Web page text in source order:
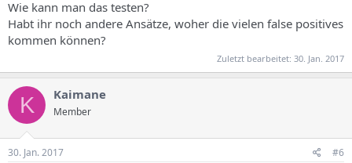
Wie kann man das testen?
Habt ihr noch andere Ansätze, woher die vielen false positives
kommen können?
Zuletzt bearbeitet: 30. Jan. 2017
K Kaimane
Member
30. Jan. 2017 #6